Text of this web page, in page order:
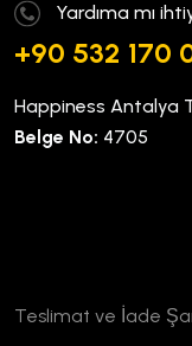
Yardıma mı
+90 532 170
Happiness Antalya
Belge No: 4705
Teslimat ve İade